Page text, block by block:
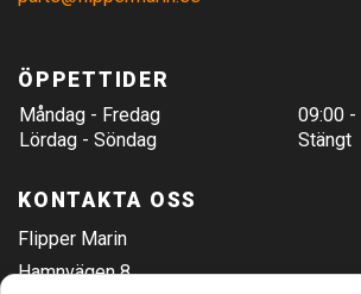
ÖPPETTIDER
Måndag - Fredag
09:00 -
Lördag - Söndag
Stängt
KONTAKTA OSS
Flipper Marin
Hamnvägen 8